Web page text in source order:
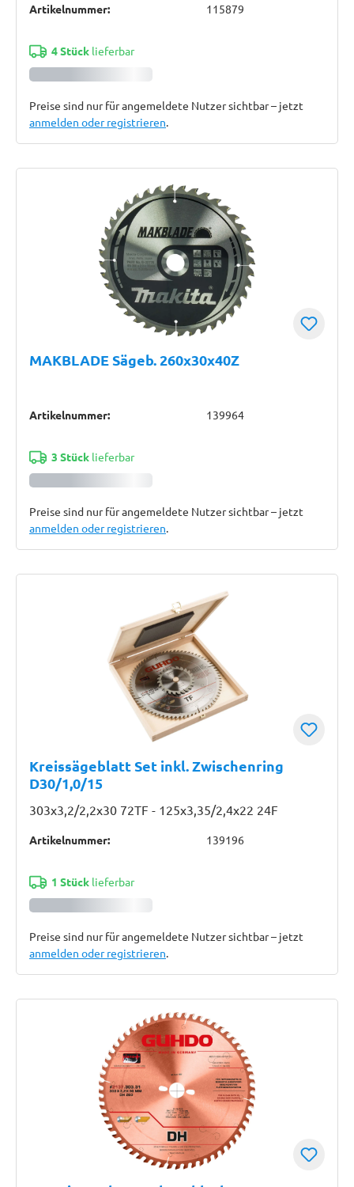
Artikelnummer: 115879
4 Stücklieferbar
Preise sind nur für angemeldete Nutzer sichtbar – jetzt
anmelden oder registrieren.
MAKBLADE Sägeb. 260x30x40Z
Artikelnummer: 139964
3 Stücklieferbar
Preise sind nur für angemeldete Nutzer sichtbar – jetzt
anmelden oder registrieren.
Kreissägeblatt Set inkl. Zwischenring
D30/1,0/15
303x3,2/2,2x30 72TF - 125x3,35/2,4x22 24F
Artikelnummer: 139196
1 Stücklieferbar
Preise sind nur für angemeldete Nutzer sichtbar – jetzt
anmelden oder registrieren.